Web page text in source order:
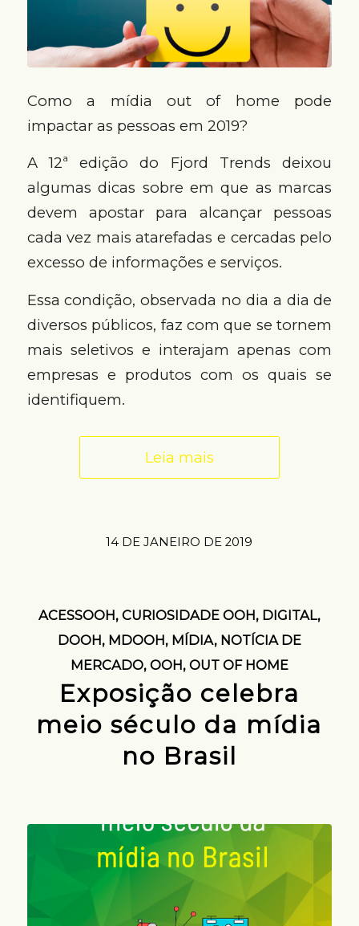
Como a mídia out of home pode
impactar as pessoas em 2019?
A 12ª edição do Fjord Trends deixou
algumas dicas sobre em que as marcas
devem apostar para alcançar pessoas
cada vez mais atarefadas e cercadas pelo
excesso de informações e serviços.
Essa condição, observada no dia a dia de
diversos públicos, faz com que se tornem
mais seletivos e interajam apenas com
empresas e produtos com os quais se
identifiquem.
Leia mais
14 DE JANEIRO DE 2019
ACESSOOH, CURIOSIDADE OOH, DIGITAL,
DOOH, MDOOH, MÍDIA, NOTÍCIA DE
MERCADO, OOH, OUT OF HOME
Exposição celebra
meio século da mídia
no Brasil